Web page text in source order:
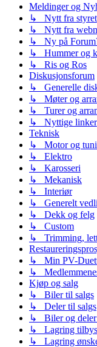
Meldinger og
↳ Nytt fra styret
↳ Nytt fra
↳ Ny på
↳ Hummer og
↳ Ris og Ros
Diskusjonsforum
↳ Generelle
↳ Møter og
↳ Turer og
↳ Nyttige linker
Teknisk
↳ Motor og
↳ Elektro
↳ Karosseri
↳ Mekanisk
↳ Interiør
↳ Generelt
↳ Dekk og felg
↳ Custom
↳ Trimming,
↳ Min PV-
↳
Kjøp og salg
↳ Biler til salgs
↳ Deler til salgs
↳ Biler og deler
↳ Lagring tilbys
↳ Lagring